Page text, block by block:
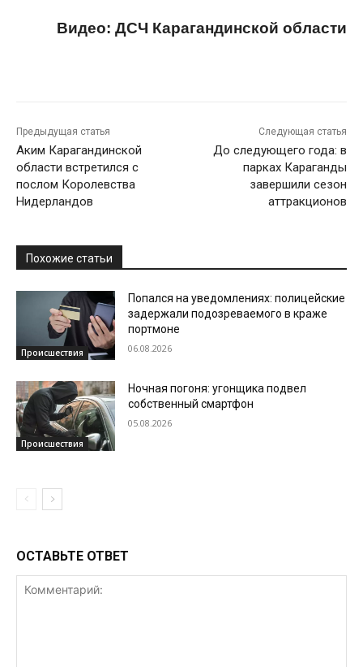
Видео: ДСЧ Карагандинской области
Предыдущая статья
Аким Карагандинской
области встретился с
послом Королевства
Нидерландов
Следующая статья
До следующего года: в
парках Караганды
завершили сезон
аттракционов
Похожие статьи
Происшествия
Попался на уведомлениях: полицейские
задержали подозреваемого в краже
портмоне
06.08.2026
Происшествия
Ночная погоня: угонщика подвел
собственный смартфон
05.08.2026
ОСТАВЬТЕ ОТВЕТ